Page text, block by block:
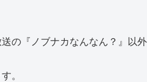
の『ノブナカなんなん？』以外
。